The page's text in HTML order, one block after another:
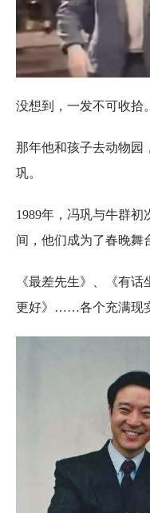
没想到，一发不可收拾。
那年他和孩子去动物园
巩。
1989年，冯巩与牛群
间，他们成为了春晚舞
《最差先生》、《有
更好》……各个充满现